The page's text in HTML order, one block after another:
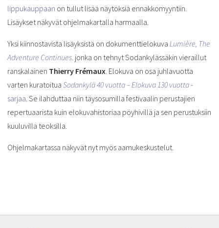
lippukauppaan on tullut lisää näytöksiä ennakkomyyntiin.
Lisäykset näkyvät ohjelmakartalla harmaalla.
Yksi kiinnostavista lisäyksistä on dokumenttielokuva Lumière, The
Adventure Continues . jonka on tehnyt Sodankylässäkin vieraillut
ranskalainen Thierry Frémaux . Elokuva on osa juhlavuotta
varten kuratoitua Sodankylä 40 vuotta – Elokuva 130 vuotta-
sarjaa . Se ilahduttaa niin täysosumilla festivaalin perustajien
repertuaarista kuin elokuvahistoriaa pöyhivillä ja sen perustuksiin
kuuluvilla teoksilla.
Ohjelmakartassa näkyvät nyt myös aamukeskustelut.